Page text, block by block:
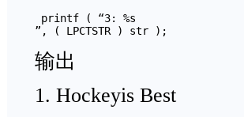
printf ( “3: %s
”, ( LPCTSTR ) str );
输出
1. Hockeyis Best